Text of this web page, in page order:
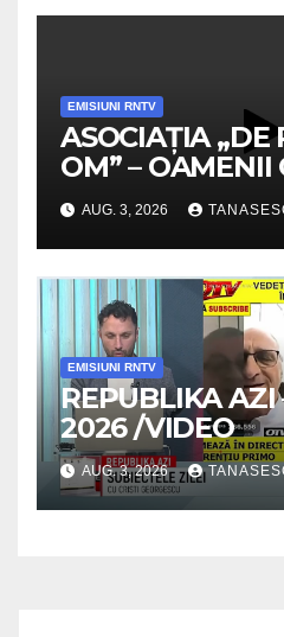
EMISIUNI RNTV
ASOCIAȚIA „DE
OM” – OAMENII
VALOARE
SECRETELE
/VIDEO
AUG. 3, 2026
EMISIUNI RNTV
REPUBLIKA AZI
2026 /VIDEO
AUG. 3, 2026